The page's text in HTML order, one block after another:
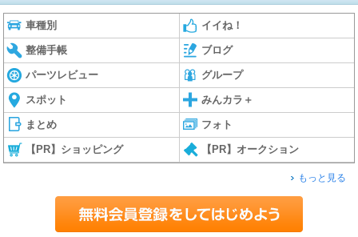
車種別 イイね！
整備手帳 ブログ
パーツレビュー グループ
スポット みんカラ＋
まとめ フォト
【PR】ショッピング 【PR】オークション
もっと見る